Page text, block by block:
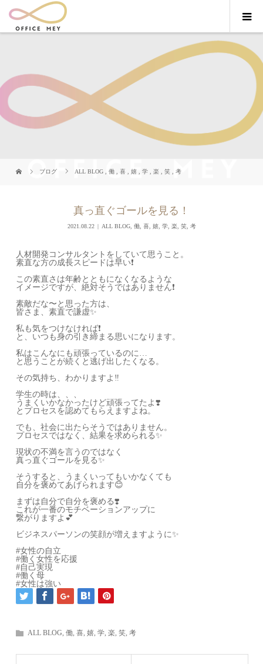
ブログ ALL BLOG ,働 ,喜 ,嬉 ,学 ,楽 ,笑 ,考
真っ直ぐゴールを見る！
2021.08.22 ALL BLOG, 働, 喜, 嬉, 学, 楽, 笑, 考
人材開発コンサルタントをしていて思うこと。
素直な方の成長スピードは早い❗️
この素直さは年齢とともになくなるような
イメージですが、絶対そうではありません❗️
素敵だな〜と思った方は、
皆さま、素直で謙虚✨
私も気をつけなければ❗️
と、いつも身の引き締まる思いになります。
私はこんなにも頑張っているのに…
と思うことが続くと逃げ出したくなる。
その気持ち、わかりますよ‼️
学生の時は、、、
うまくいかなかったけど頑張ってたよ❣️
とプロセスを認めてもらえますよね。
でも、社会に出たらそうではありません。
プロセスではなく、結果を求められる✨
現状の不満を言うのではなく
真っ直ぐゴールを見る✨
そうすると、うまくいってもいかなくても
自分を褒めてあげられます😊
まずは自分で自分を褒める❣️
これが一番のモチベーションアップに
繋がりますよ💕
ビジネスパーソンの笑顔が増えますように✨
#女性の自立
#働く女性を応援
#自己実現
#働く母
#女性は強い
ALL BLOG,働,喜,嬉,学,楽,笑,考